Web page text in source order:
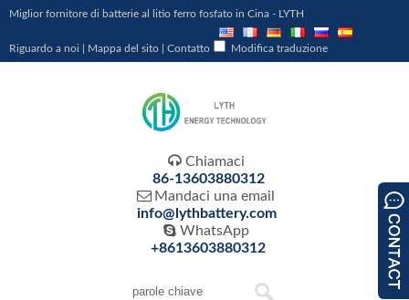
Miglior fornitore di batterie al litio ferro fosfato in Cina - LYTH
Riguardo a noi Mappa del sito Contatto Modifica traduzione
 Chiamaci
86-13603880312
 Mandaci una email
info@lythbattery.com
 WhatsApp
+8613603880312